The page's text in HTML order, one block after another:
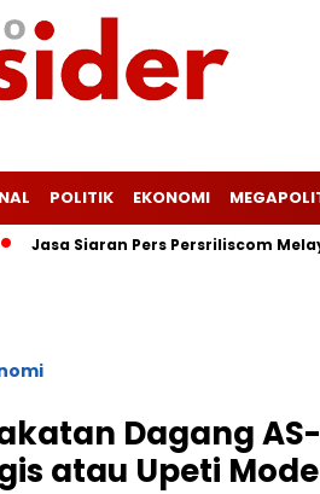
POLITIK EKONOMI
Siaran Pers Persriliscom Melayani
Dagang
atau Upeti